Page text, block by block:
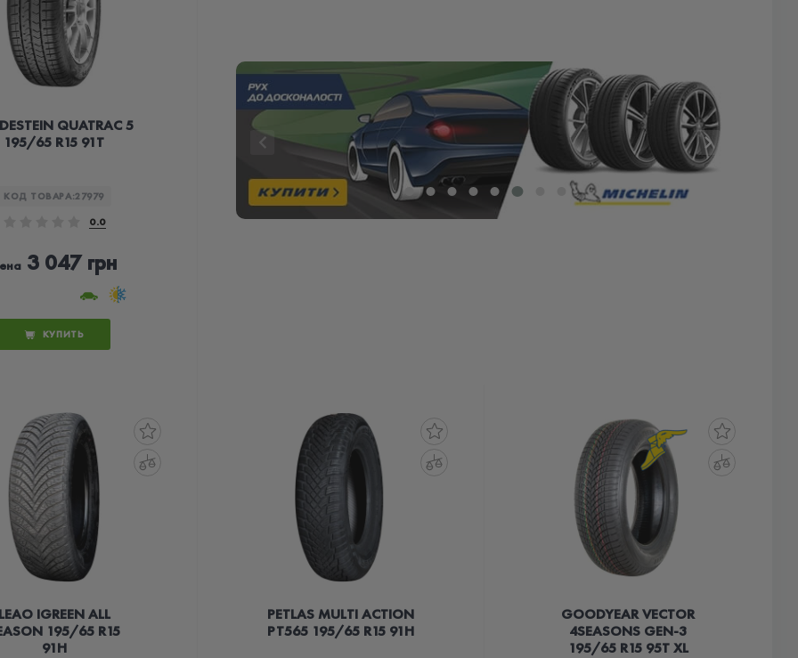
QUATRAC 5
195/65 R15 91T
КОД ТОВАРА:27979
0.0
3 047 грн
КУПИТЬ
IGREEN ALL
195/65 R15
91H
PETLAS MULTI ACTION
PT565 195/65 R15 91H
GOODYEAR VECTOR
4SEASONS GEN-3
195/65 R15 95T XL